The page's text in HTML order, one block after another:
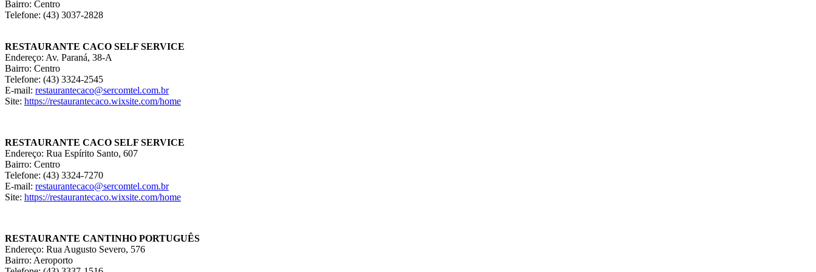
Bairro: Centro
Telefone: (43) 3037-2828
RESTAURANTE CACO SELF SERVICE
Endereço: Av. Paraná, 38-A
Bairro: Centro
Telefone: (43) 3324-2545
E-mail: restaurantecaco@sercomtel.com.br
Site: https://restaurantecaco.wixsite.com/home
RESTAURANTE CACO SELF SERVICE
Endereço: Rua Espírito Santo, 607
Bairro: Centro
Telefone: (43) 3324-7270
E-mail: restaurantecaco@sercomtel.com.br
Site: https://restaurantecaco.wixsite.com/home
RESTAURANTE CANTINHO PORTUGUÊS
Endereço: Rua Augusto Severo, 576
Bairro: Aeroporto